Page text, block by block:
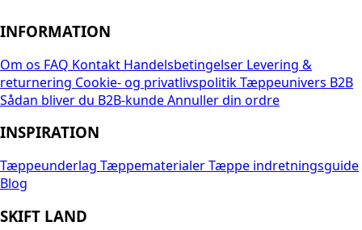
INFORMATION
Om os FAQ Kontakt Handelsbetingelser Levering &
returnering Cookie- og privatlivspolitikTæppeunivers B2B
Sådan bliver du B2B-kundeAnnuller din ordre
INSPIRATION
Tæppeunderlag TæppematerialerTæppe indretningsguide
Blog
SKIFT LAND